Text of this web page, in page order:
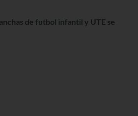
de futbol infantil y UTE se